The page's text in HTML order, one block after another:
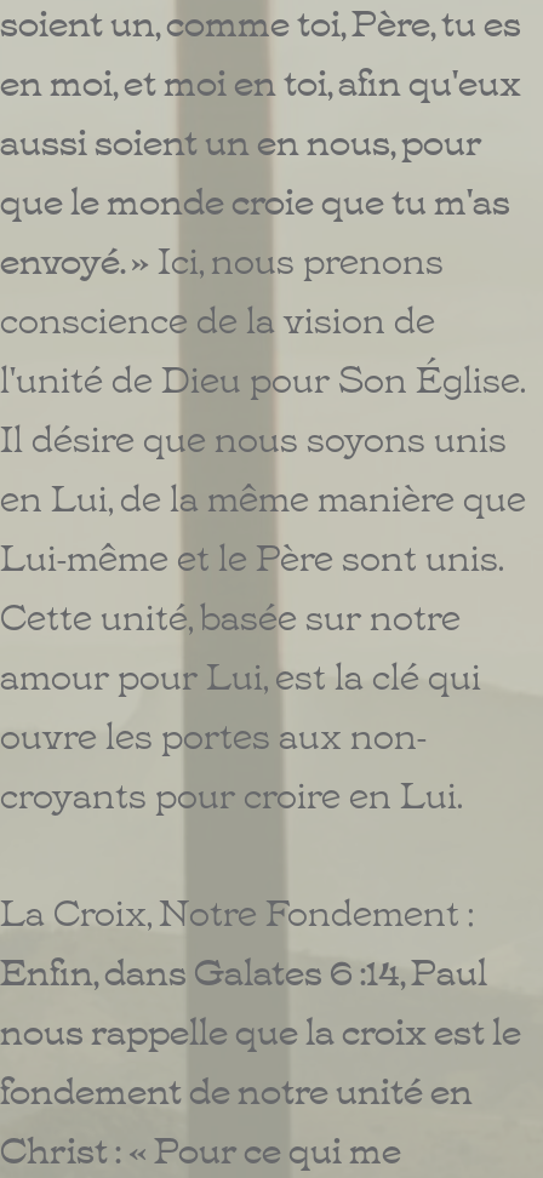
soient un, comme toi, Père, tu es
en moi, et moi en toi, afin qu'eux
aussi soient un en nous, pour
que le monde croie que tu m'as
envoyé. » Ici, nous prenons
conscience de la vision de
l'unité de Dieu pour Son Église.
Il désire que nous soyons unis
en Lui, de la même manière que
Lui-même et le Père sont unis.
Cette unité, basée sur notre
amour pour Lui, est la clé qui
ouvre les portes aux non-
croyants pour croire en Lui.
La Croix, Notre Fondement :
Enfin, dans Galates 6 :14, Paul
nous rappelle que la croix est le
fondement de notre unité en
Christ : « Pour ce qui me